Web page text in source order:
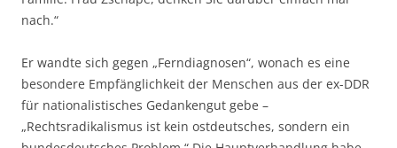
nach.“
Er wandte sich gegen „Ferndiagnosen“, wonach es eine
besondere Empfänglichkeit der Menschen aus der ex-DDR
für nationalistisches Gedankengut gebe –
„Rechtsradikalismus ist kein ostdeutsches, sondern ein